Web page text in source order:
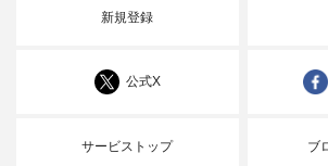
新規登録
公式X
サービストップ ブ